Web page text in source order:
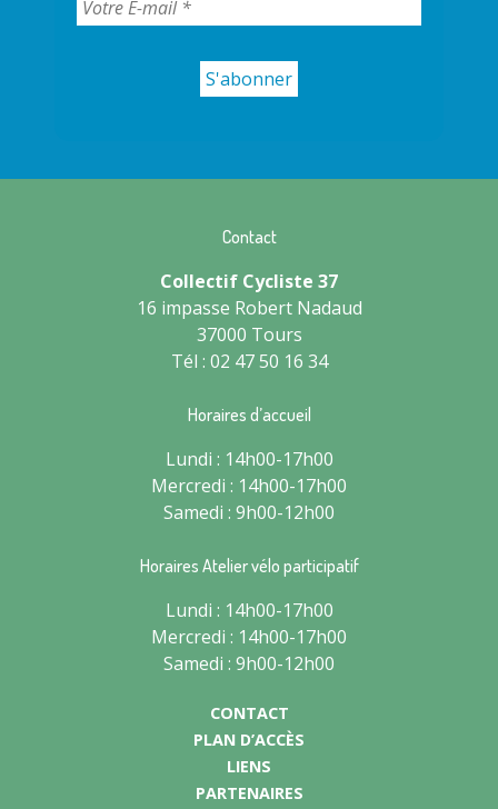
Contact
Collectif Cycliste 37
16 impasse Robert Nadaud
37000 Tours
Tél : 02 47 50 16 34
Horaires d’accueil
Lundi : 14h00-17h00
Mercredi : 14h00-17h00
Samedi : 9h00-12h00
Horaires Atelier vélo participatif
Lundi : 14h00-17h00
Mercredi : 14h00-17h00
Samedi : 9h00-12h00
CONTACT
PLAN D’ACCÈS
LIENS
PARTENAIRES